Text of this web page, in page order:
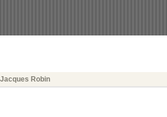
Jacques Robin